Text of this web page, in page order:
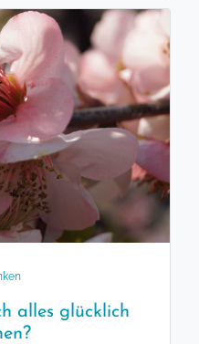
alles glücklich